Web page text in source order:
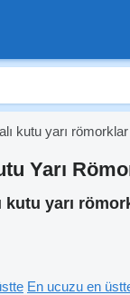
kutu yarı römorklar
Yarı
kutu yarı
En ucuzu en